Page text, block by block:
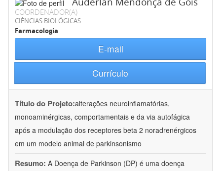
COORDENADOR(A)
CIÊNCIAS BIOLÓGICAS
Farmacologia
E-mail
Currículo
Título do Projeto:alterações neuroinflamatórias,
monoaminérgicas, comportamentais e da via autofágica
após a modulação dos receptores beta 2 noradrenérgicos
em um modelo animal de parkinsonismo
Resumo: A Doença de Parkinson (DP) é uma doença